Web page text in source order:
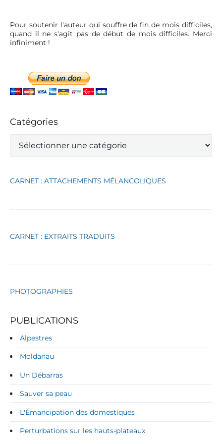
Pour soutenir l'auteur qui souffre de fin de mois difficiles,
quand il ne s'agit pas de début de mois difficiles. Merci
infiniment !
Catégories
t
o
CARNET : ATTACHEMENTS MÉLANCOLIQUES
CARNET : EXTRAITS TRADUITS
PHOTOGRAPHIES
PUBLICATIONS
Alpestres
Moldanau
Un Débarras
Sauver sa peau
L'Émancipation des domestiques
Perturbations sur les hauts-plateaux